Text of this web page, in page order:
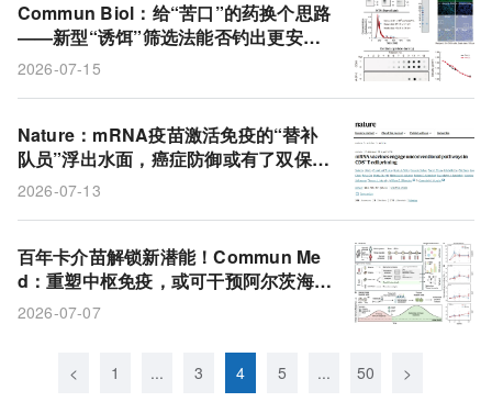
Commun Biol：给“苦口”的药换个思路
——新型“诱饵”筛选法能否钓出更安全
的止痛药？
2026-07-15
Nature：mRNA疫苗激活免疫的“替补
队员”浮出水面，癌症防御或有了双保
险！
2026-07-13
百年卡介苗解锁新潜能！Commun Me
d：重塑中枢免疫，或可干预阿尔茨海默
早期病理
2026-07-07
< 1 ... 3 4 5 ... 50 >